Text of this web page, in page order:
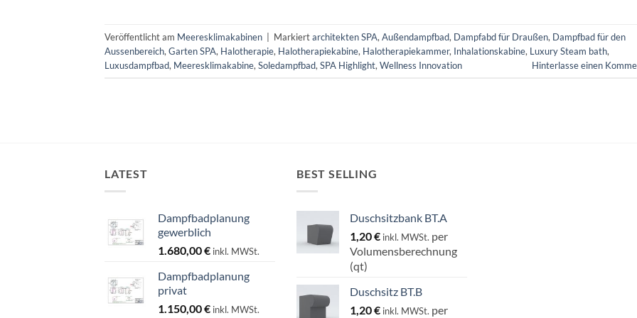
Veröffentlicht am Meeresklimakabinen Markiertarchitekten SPA, Außendampfbad, Dampfabd für Draußen, Dampfbad für den
Aussenbereich, Garten SPA, Halotherapie, Halotherapiekabine, Halotherapiekammer, Inhalationskabine, Luxury Steam bath,
Luxusdampfbad, Meeresklimakabine, Soledampfbad, SPA Highlight, Wellness Innovation Hinterlasse einen
LATEST
Dampfbadplanung
gewerblich
1.680,00€ inkl. MWSt.
Dampfbadplanung
privat
1.150,00€ inkl. MWSt.
BEST SELLING
Duschsitzbank BT.A
1,20€ inkl. MWSt. per
Volumensberechnung
(qt)
Duschsitz BT.B
1,20€ inkl. MWSt. per